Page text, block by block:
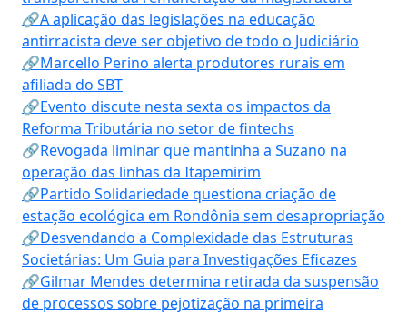
🔗A aplicação das legislações na educação
antirracista deve ser objetivo de todo o Judiciário
🔗Marcello Perino alerta produtores rurais em
afiliada do SBT
🔗Evento discute nesta sexta os impactos da
Reforma Tributária no setor de fintechs
🔗Revogada liminar que mantinha a Suzano na
operação das linhas da Itapemirim
🔗Partido Solidariedade questiona criação de
estação ecológica em Rondônia sem desapropriação
🔗Desvendando a Complexidade das Estruturas
Societárias: Um Guia para Investigações Eficazes
🔗Gilmar Mendes determina retirada da suspensão
de processos sobre pejotização na primeira